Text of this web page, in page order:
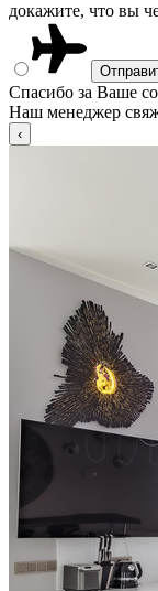
докажите, что вы
Спасибо за Ваше
Наш менеджер